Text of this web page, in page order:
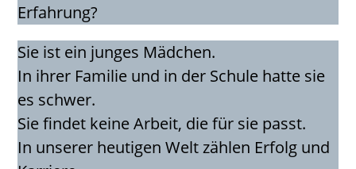
Erfahrung?
Sie ist ein junges Mädchen.
In ihrer Familie und in der Schule hatte sie
es schwer.
Sie findet keine Arbeit, die für sie passt.
In unserer heutigen Welt zählen Erfolg und